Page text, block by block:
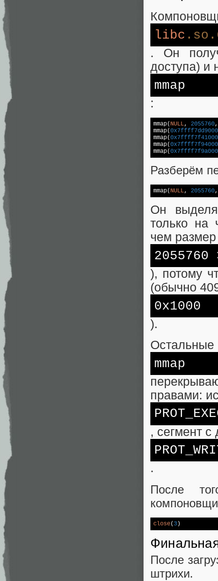
libc .so
. Он
доступа) и
mmap
:
mmap( NULL, 2055760,
mmap(0x7ffff7dd9000
mmap(0x7ffff7f41000
mmap(0x7ffff7f94000
mmap(0x7ffff7f9a000
Разберём
mmap( NULL, 2055760,
Он
только на
чем размер
2055760
), потому
(обычно
0x1000
).
Остальные
mmap
правами:
, сегмент
.
После
close( 3)
После
штрихи.